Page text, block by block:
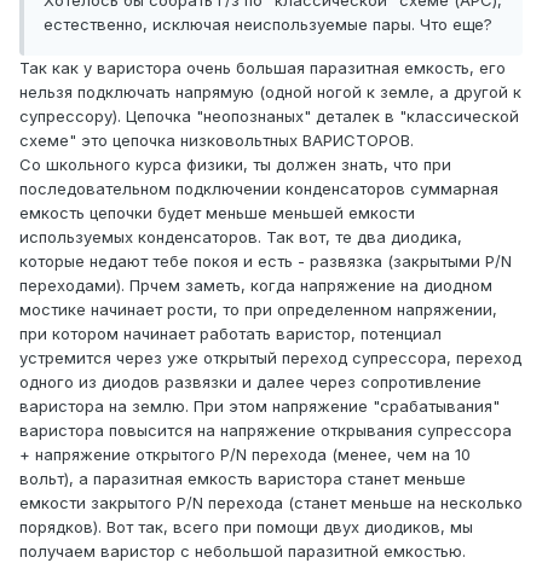
естественно, исключая неиспользуемые пары. Что еще?
Так как у варистора очень большая паразитная емкость, его
нельзя подключать напрямую (одной ногой к земле, а другой к
супрессору). Цепочка "неопознаных" деталек в "классической
схеме" это цепочка низковольтных ВАРИСТОРОВ.
Со школьного курса физики, ты должен знать, что при
последовательном подключении конденсаторов суммарная
емкость цепочки будет меньше меньшей емкости
используемых конденсаторов. Так вот, те два диодика,
которые недают тебе покоя и есть - развязка (закрытыми Р/N
переходами). Прчем заметь, когда напряжение на диодном
мостике начинает рости, то при определенном напряжении,
при котором начинает работать варистор, потенциал
устремится через уже открытый переход супрессора, переход
одного из диодов развязки и далее через сопротивление
варистора на землю. При этом напряжение "срабатывания"
варистора повысится на напряжение открывания супрессора
+ напряжение открытого Р/N перехода (менее, чем на 10
вольт), а паразитная емкость варистора станет меньше
емкости закрытого Р/N перехода (станет меньше на несколько
порядков). Вот так, всего при помощи двух диодиков, мы
получаем варистор с небольшой паразитной емкостью.